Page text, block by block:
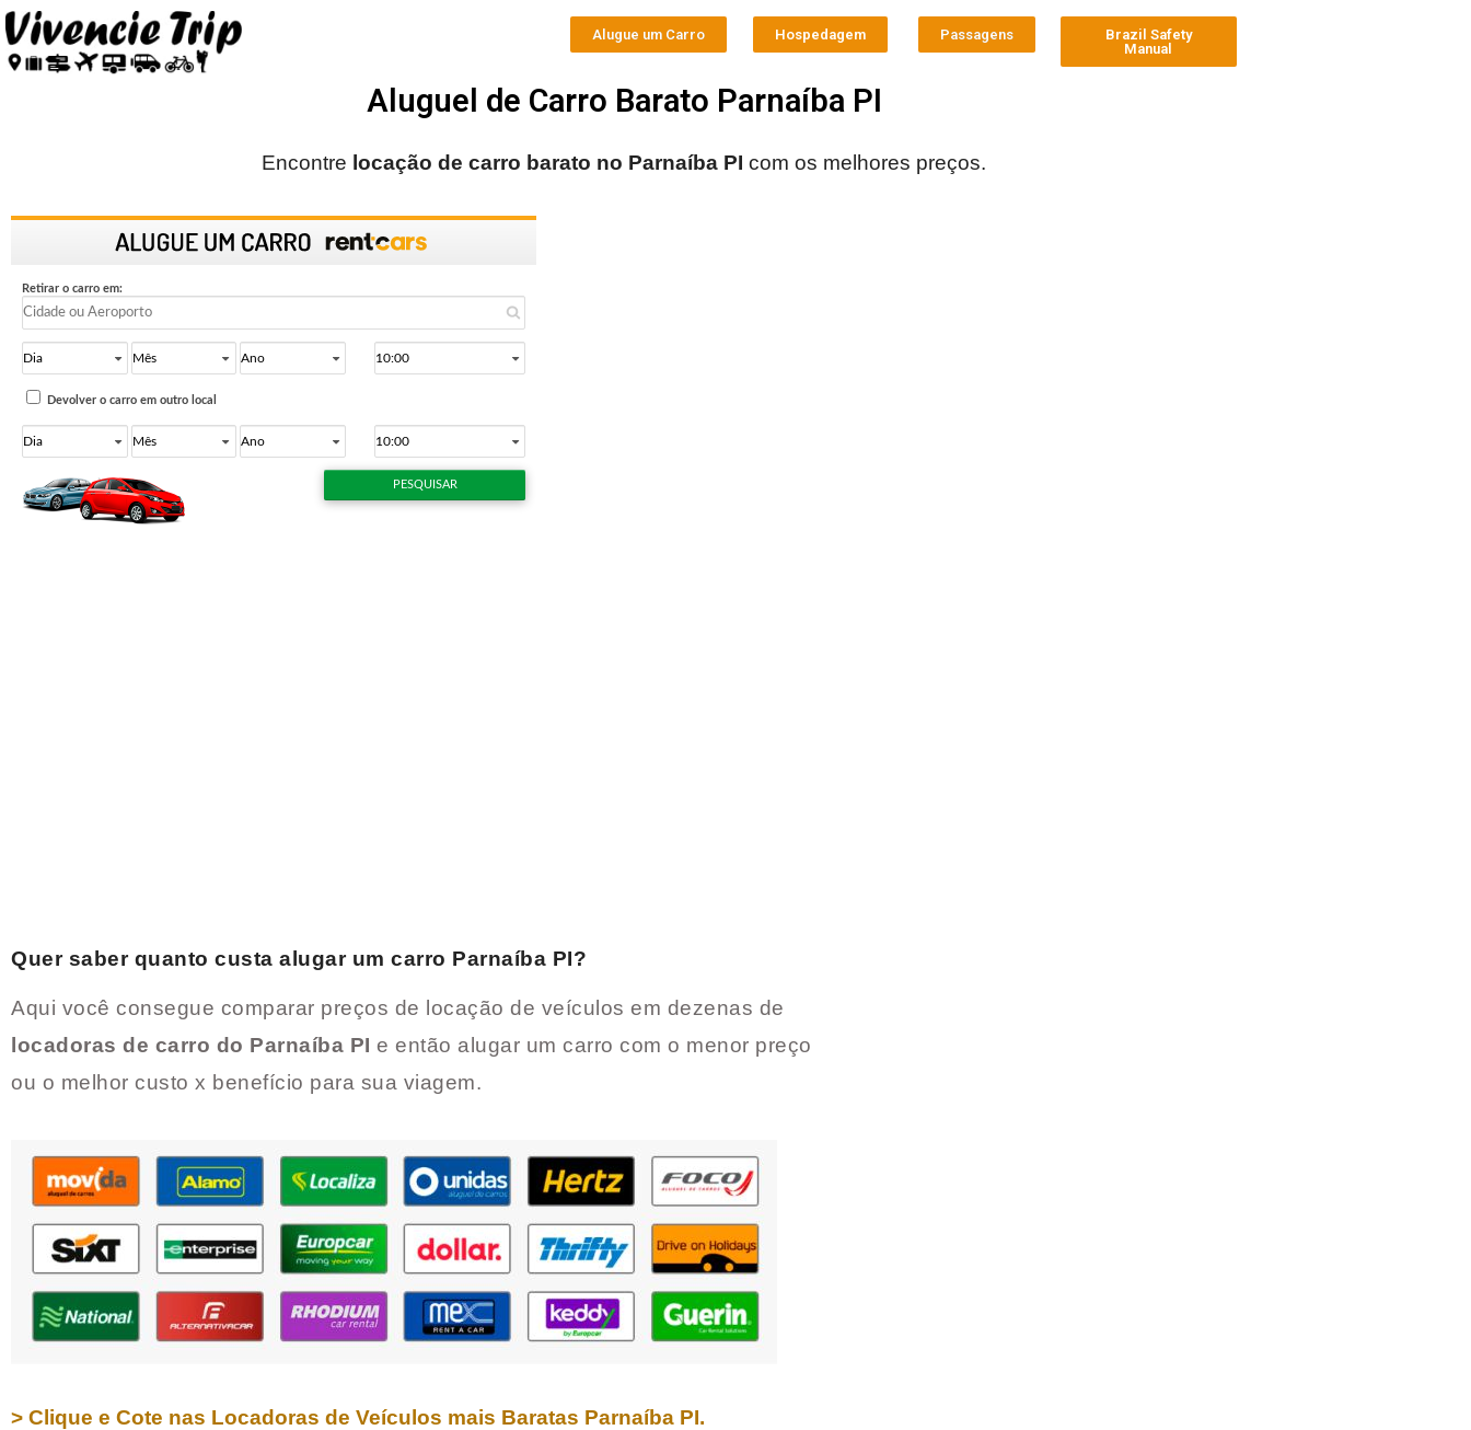
Alugue um Carro Hospedagem Passagens
Brazil Safety
Manual
Aluguel de Carro Barato Parnaíba PI
Encontre locação de carro barato no Parnaíba PI com os melhores preços.
Quer saber quanto custa alugar um carro Parnaíba PI?
Aqui você consegue comparar preços de locação de veículos em dezenas de
locadoras de carro do Parnaíba PI e então alugar um carro com o menor preço
ou o melhor custo x benefício para sua viagem.
> Clique e Cote nas Locadoras de Veículos mais Baratas Parnaíba PI.